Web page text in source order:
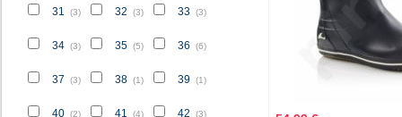
31 (3) 32 (3) 33 (3)
34 (3) 35 (5) 36 (6)
37 (3) 38 (1) 39 (1)
40 (2) 41 (4) 42 (3)